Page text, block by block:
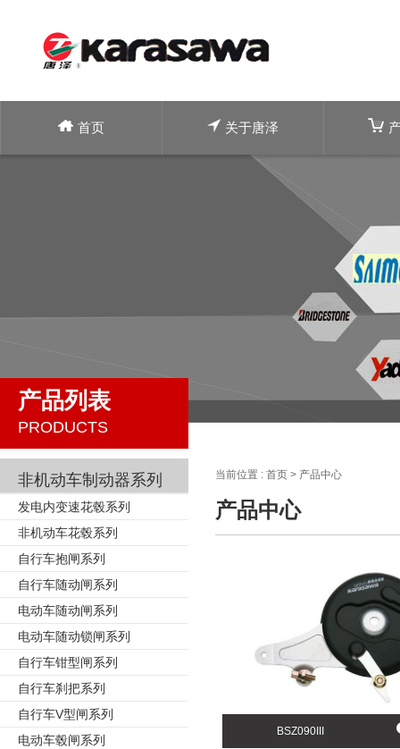
首页 关于唐泽
产品列表
PRODUCTS
非机动车制动器系列
发电内变速花毂系列
非机动车花毂系列
自行车抱闸系列
自行车随动闸系列
电动车随动闸系列
电动车随动锁闸系列
自行车钳型闸系列
自行车刹把系列
自行车V型闸系列
电动车毂闸系列
当前位置 : 首页 > 产品中心
产品中心
BSZ090III